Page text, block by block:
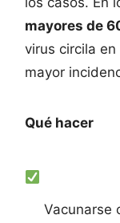
mayores de
virus circila
mayor
Qué hacer
Vacunarse